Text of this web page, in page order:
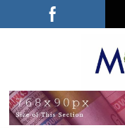
Facebook
LinkedIn